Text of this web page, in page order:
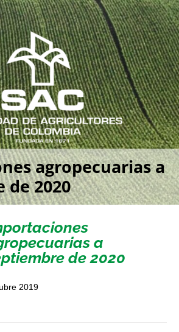
agropecuarias a
de 2020
a
de 2020
2019